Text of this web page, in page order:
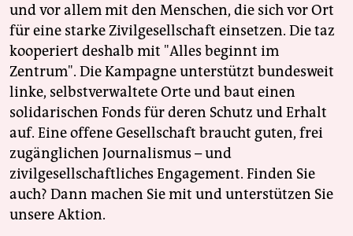
und vor allem mit den Menschen, die sich vor Ort
für eine starke Zivilgesellschaft einsetzen. Die taz
kooperiert deshalb mit "Alles beginnt im
Zentrum". Die Kampagne unterstützt bundesweit
linke, selbstverwaltete Orte und baut einen
solidarischen Fonds für deren Schutz und Erhalt
auf. Eine offene Gesellschaft braucht guten, frei
zugänglichen Journalismus – und
zivilgesellschaftliches Engagement. Finden Sie
auch? Dann machen Sie mit und unterstützen Sie
unsere Aktion.